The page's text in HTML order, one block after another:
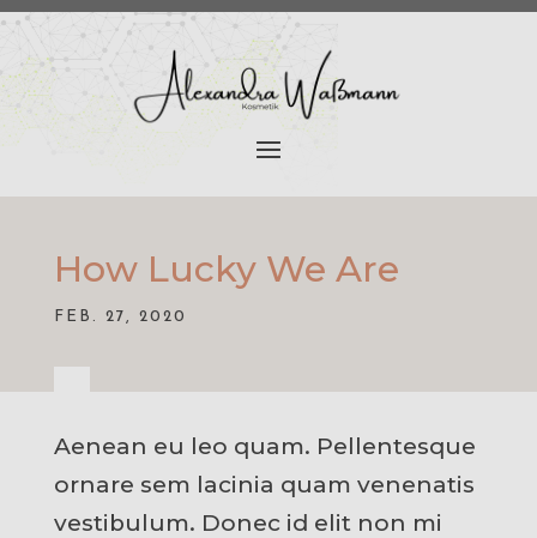
How Lucky We Are
FEB. 27, 2020
Aenean eu leo quam. Pellentesque
ornare sem lacinia quam venenatis
vestibulum. Donec id elit non mi